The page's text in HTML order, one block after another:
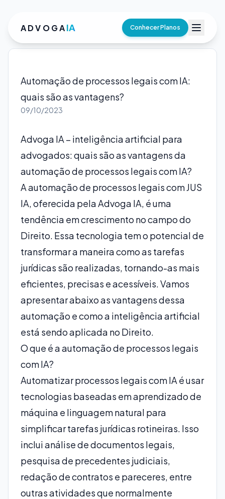
ADVOGAIA Conhecer Planos
Automação de processos legais com IA:
quais são as vantagens?
09/10/2023
Advoga IA – inteligência artificial para
advogados: quais são as vantagens da
automação de processos legais com IA?
A automação de processos legais comJUS
IA, oferecida pela Advoga IA, é uma
tendência em crescimento no campo do
Direito. Essa tecnologia tem o potencial de
transformar a maneira como as tarefas
jurídicas são realizadas, tornando-as mais
eficientes, precisas e acessíveis. Vamos
apresentar abaixo as vantagens dessa
automação e como a inteligência artificial
está sendo aplicada no Direito.
O que é a automação de processos legais
com IA?
Automatizar processos legais com IA é usar
tecnologias baseadas em aprendizado de
máquina e linguagem natural para
simplificar tarefas jurídicas rotineiras. Isso
inclui análise de documentos legais,
pesquisa de precedentes judiciais,
redação de contratos e pareceres, entre
outras atividades que normalmente